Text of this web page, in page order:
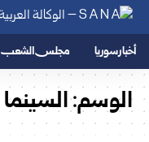
أخبار سوريا مجلس الشعب
الوسم: